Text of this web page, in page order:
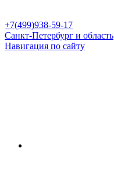
+7(499)938-59-17
Санкт-Петербург и область
Навигация по сайту